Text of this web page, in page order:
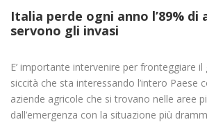
Italia perde ogni anno l’89% di
servono gli invasi
E’ importante intervenire per fronteggiare
siccità che sta interessando l’intero Paese
aziende agricole che si trovano nelle aree
dall’emergenza con la situazione più